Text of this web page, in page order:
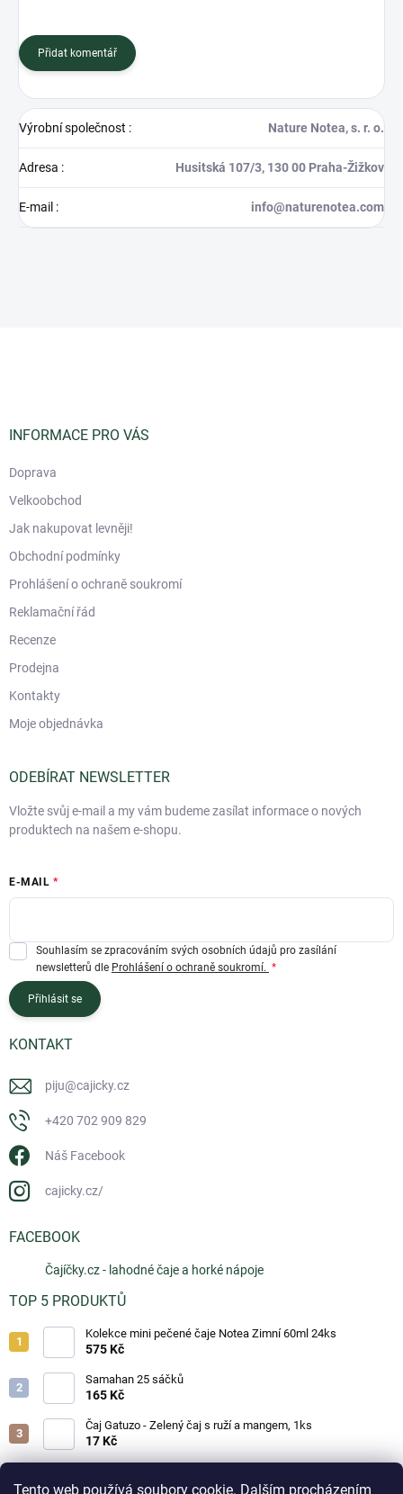
Tento web používá soubory cookie. Dalším procházením
Přidat komentář
Výrobní společnost : Nature Notea, s. r. o.
Adresa : Husitská 107/3, 130 00 Praha-Žižkov
E-mail : info@naturenotea.com
INFORMACE PRO VÁS
Doprava
Velkoobchod
Jak nakupovat levněji!
Obchodní podmínky
Prohlášení o ochraně soukromí
Reklamační řád
Recenze
Prodejna
Kontakty
Moje objednávka
ODEBÍRAT NEWSLETTER
Vložte svůj e-mail a my vám budeme zasílat informace o nových
produktech na našem e-shopu.
E-MAIL
Souhlasím se zpracováním svých osobních údajů pro zasílání
newsletterů dle Prohlášení o ochraně soukromí.
Přihlásit se
KONTAKT
piju@cajicky.cz
+420 702 909 829
Náš Facebook
cajicky.cz/
FACEBOOK
Čajíčky.cz - lahodné čaje a horké nápoje
TOP 5 PRODUKTŮ
Kolekce mini pečené čaje Notea Zimní 60ml 24ks
575 Kč
Samahan 25 sáčků
165 Kč
Čaj Gatuzo - Zelený čaj s ruží a mangem, 1ks
17 Kč
17 Kč